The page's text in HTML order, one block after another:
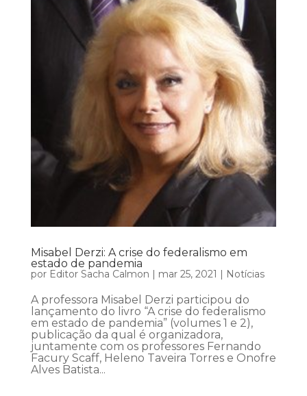
Misabel Derzi: A crise do federalismo em
estado de pandemia
por Editor Sacha Calmon | mar 25, 2021 | Notícias
A professora Misabel Derzi participou do
lançamento do livro “A crise do federalismo
em estado de pandemia” (volumes 1 e 2),
publicação da qual é organizadora,
juntamente com os professores Fernando
Facury Scaff, Heleno Taveira Torres e Onofre
Alves Batista...